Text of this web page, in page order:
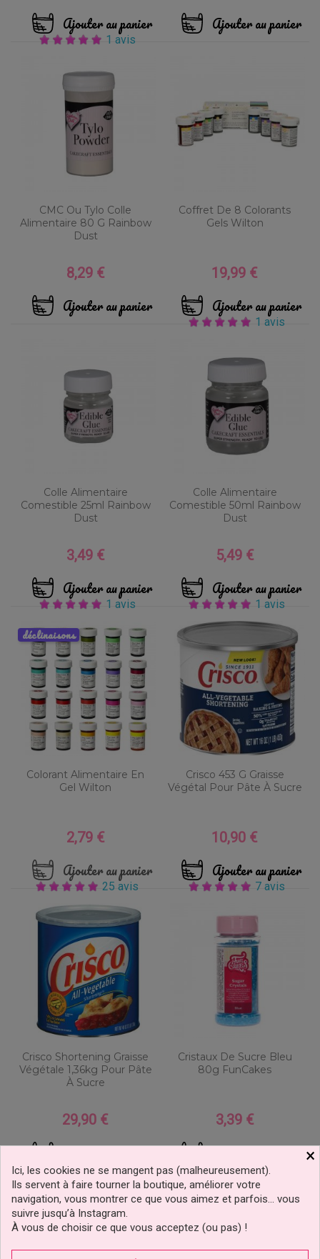
Ajouter au panier
1 avis
Ajouter au panier
CMC Ou Tylo Colle
Alimentaire 80 G Rainbow
Dust
Prix
8,29 €
Ajouter au panier
Coffret De 8 Colorants
Gels Wilton
Prix
19,99 €
Ajouter au panier
1 avis
Colle Alimentaire
Comestible 25ml Rainbow
Dust
Prix
3,49 €
Ajouter au panier
1 avis
Colle Alimentaire
Comestible 50ml Rainbow
Dust
Prix
5,49 €
Ajouter au panier
1 avis
Colorant Alimentaire En
Gel Wilton
Prix
2,79 €
Ajouter au panier
25 avis
déclinaisons
Crisco 453 G Graisse
Végétal Pour Pâte À Sucre
Prix
10,90 €
Ajouter au panier
7 avis
Crisco Shortening Graisse
Végétale 1,36kg Pour Pâte
À Sucre
Prix
29,90 €
Ajouter au panier
2 avis
Cristaux De Sucre Bleu
80g FunCakes
Prix
3,39 €
Ajouter au panier ×
Ici, les cookies ne se mangent pas (malheureusement).
Ils servent à faire tourner la boutique, améliorer votre
navigation, vous montrer ce que vous aimez et parfois… vous
suivre jusqu’à Instagram.
À vous de choisir ce que vous acceptez (ou pas) !